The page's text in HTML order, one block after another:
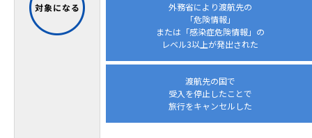
外務省により渡航先の
「危険情報」
または「感染症危険情報」の
レベル3以上が発出された
渡航先の国で
受入を停止したことで
旅行をキャンセルした